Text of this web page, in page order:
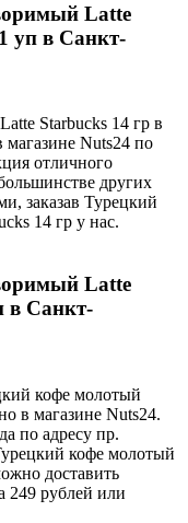
Latte
уп в Санкт-
Starbucks 14 гр в
Nuts24 по
отличного
других
заказав Турецкий
14 гр у нас.
Latte
в Санкт-
кофе молотый
в магазине Nuts24.
по адресу пр.
кофе молотый
доставить
249 рублей или